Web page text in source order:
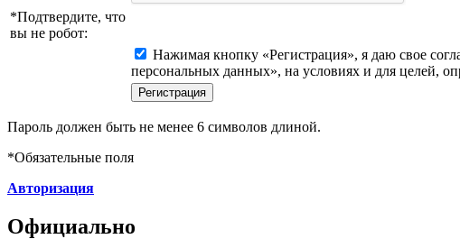
*Подтвердите, что
вы не робот:
Нажимая кнопку «Регистрация», я даю свое
персональных данных», на условиях и для целей,
Пароль должен быть не менее 6 символов длиной.
*Обязательные поля
Авторизация
Официально